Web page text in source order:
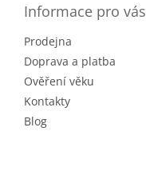
Informace pro vás
Prodejna
Doprava a platba
Ověření věku
Kontakty
Blog